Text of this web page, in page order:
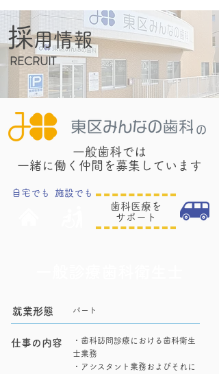
採用情報
RECRUIT
一般歯科では
一緒に働く仲間を募集しています
自宅でも 施設でも
歯科医療を
サポート
就業形態 パート
仕事の内容
・歯科訪問診療における歯科衛生
士業務
・アシスタント業務およびそれに